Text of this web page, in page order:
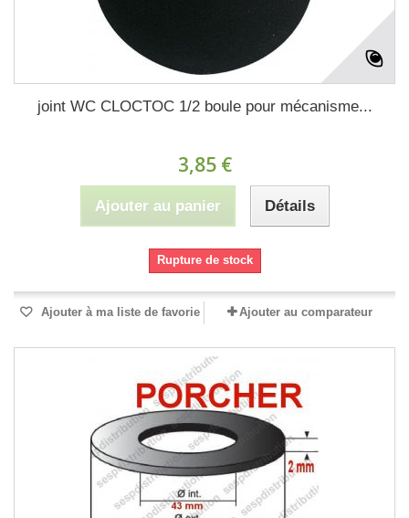
joint WC CLOCTOC 1/2 boule pour mécanisme...
3,85 €
Ajouter au panier Détails
Rupture de stock
Ajouter à ma liste de favorie Ajouter au comparateur